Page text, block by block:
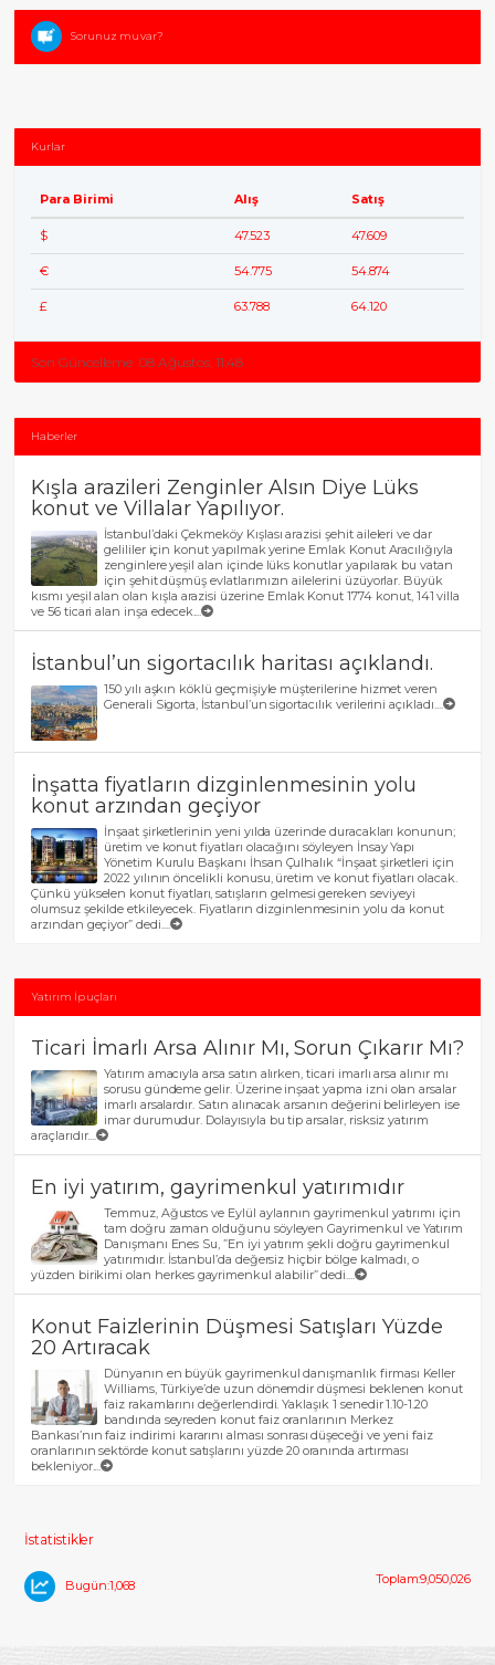
Sorunuz mu var?
Kurlar
Para Birimi Alış Satış
$ 47.523 47.609
€ 54.775 54.874
£ 63.788 64.120
Son Güncelleme 08 Ağustos, 11:48
Haberler
Kışla arazileri Zenginler Alsın Diye Lüks
konut ve Villalar Yapılıyor.
İstanbul’daki Çekmeköy Kışlası arazisi şehit aileleri ve dar
gelililer için konut yapılmak yerine Emlak Konut Aracılığıyla
zenginlere yeşil alan içinde lüks konutlar yapılarak bu vatan
için şehit düşmüş evlatlarımızın ailelerini üzüyorlar. Büyük
kısmı yeşil alan olan kışla arazisi üzerine Emlak Konut 1774 konut, 141 villa
ve 56 ticari alan inşa edecek....
İstanbul’un sigortacılık haritası açıklandı.
150 yılı aşkın köklü geçmişiyle müşterilerine hizmet veren
Generali Sigorta, İstanbul’un sigortacılık verilerini açıkladı....
İnşatta fiyatların dizginlenmesinin yolu
konut arzından geçiyor
İnşaat şirketlerinin yeni yılda üzerinde duracakları konunun;
üretim ve konut fiyatları olacağını söyleyen İnsay Yapı
Yönetim Kurulu Başkanı İhsan Çulhalık “İnşaat şirketleri için
2022 yılının öncelikli konusu, üretim ve konut fiyatları olacak.
Çünkü yükselen konut fiyatları, satışların gelmesi gereken seviyeyi
olumsuz şekilde etkileyecek. Fiyatların dizginlenmesinin yolu da konut
arzından geçiyor” dedi....
Yatırım İp uçları
Ticari İmarlı Arsa Alınır Mı, Sorun Çıkarır Mı?
Yatırım amacıyla arsa satın alırken, ticari imarlı arsa alınır mı
sorusu gündeme gelir. Üzerine inşaat yapma izni olan arsalar
imarlı arsalardır. Satın alınacak arsanın değerini belirleyen ise
imar durumudur. Dolayısıyla bu tip arsalar, risksiz yatırım
araçlarıdır....
En iyi yatırım, gayrimenkul yatırımıdır
Temmuz, Ağustos ve Eylül aylarının gayrimenkul yatırımı için
tam doğru zaman olduğunu söyleyen Gayrimenkul ve Yatırım
Danışmanı Enes Su, ”En iyi yatırım şekli doğru gayrimenkul
yatırımıdır. İstanbul’da değersiz hiçbir bölge kalmadı, o
yüzden birikimi olan herkes gayrimenkul alabilir” dedi....
Konut Faizlerinin Düşmesi Satışları Yüzde
20 Artıracak
Dünyanın en büyük gayrimenkul danışmanlık firması Keller
Williams, Türkiye’de uzun dönemdir düşmesi beklenen konut
faiz rakamlarını değerlendirdi. Yaklaşık 1 senedir 1.10-1.20
bandında seyreden konut faiz oranlarının Merkez
Bankası’nın faiz indirimi kararını alması sonrası düşeceği ve yeni faiz
oranlarının sektörde konut satışlarını yüzde 20 oranında artırması
bekleniyor....
İstatistikler
Bugün:1,068 Toplam:9,050,026